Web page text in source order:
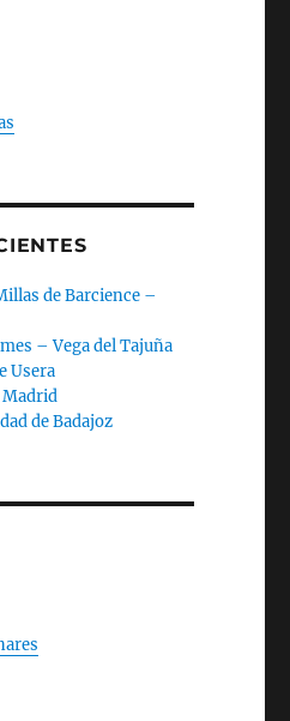
de Barcience –
– Vega del Tajuña
Usera
Madrid
de Badajoz